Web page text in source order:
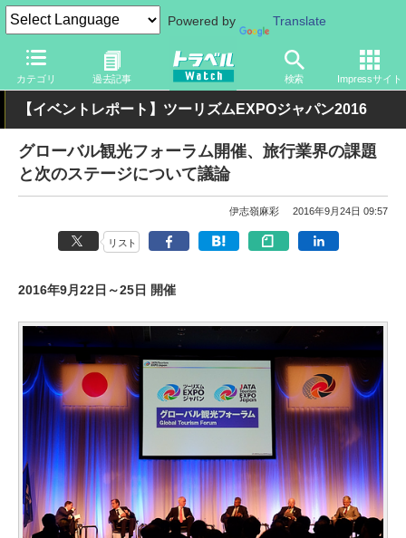
Powered by Translate
カテゴリ 過去記事 検索 Impressサイト
トラベル Watch イベント ツーリズムEXPOジャパン 2016
【イベントレポート】ツーリズムEXPOジャパン2016
グローバル観光フォーラム開催、旅行業界の課題
と次のステージについて議論
伊志嶺麻彩 2016年9月24日 09:57
リスト
2016年9月22日～25日 開催